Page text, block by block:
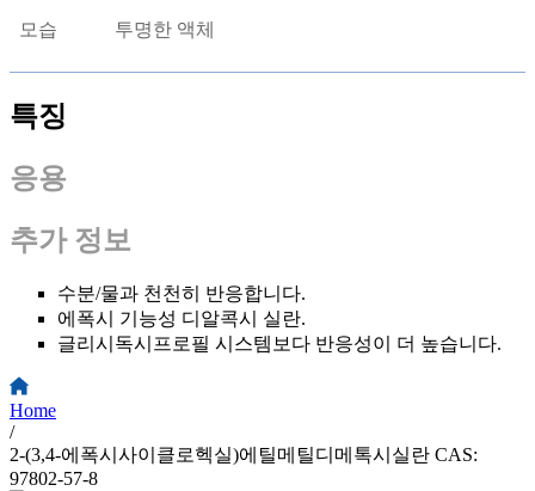
모습 투명한 액체
특징
응용
추가 정보
수분/물과 천천히 반응합니다.
에폭시 기능성 디알콕시 실란.
글리시독시프로필 시스템보다 반응성이 더 높습니다.
Home
/
2-(3,4-에폭시사이클로헥실)에틸메틸디메톡시실란 CAS:
97802-57-8